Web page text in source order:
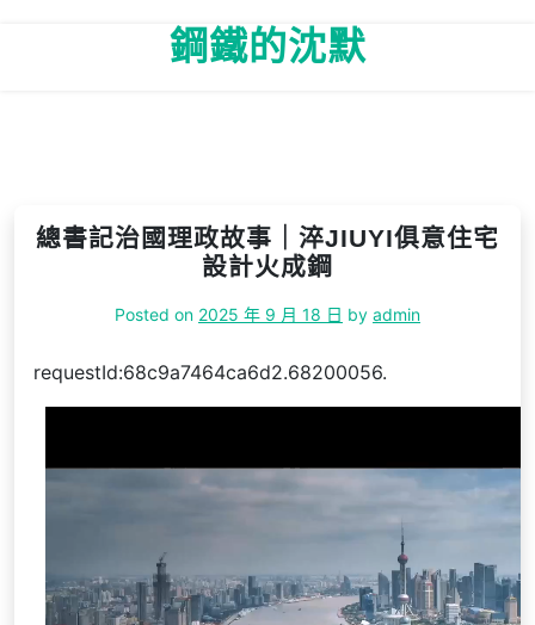
鋼鐵的沈默
總書記治國理政故事｜淬JIUYI俱意住宅
設計火成鋼
Posted on 2025 年 9 月 18 日 by admin
requestId:68c9a7464ca6d2.68200056.